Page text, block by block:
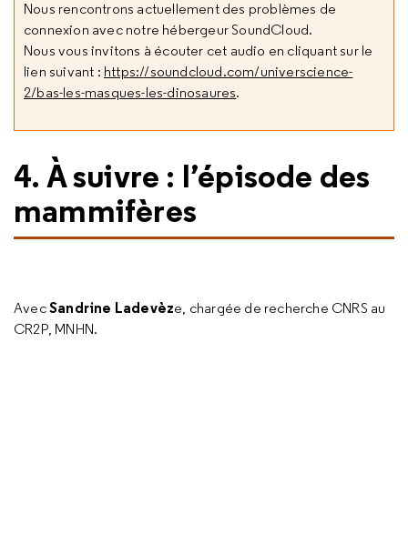
Nous rencontrons actuellement des problèmes de
connexion avec notre hébergeur SoundCloud.
Nous vous invitons à écouter cet audio en cliquant sur le
lien suivant : https://soundcloud.com/universcience-
2/bas-les-masques-les-dinosaures.
4.À suivre : l’épisode des
mammifères
AvecSandrine Ladevèze, chargée de recherche CNRS au
CR2P, MNHN.